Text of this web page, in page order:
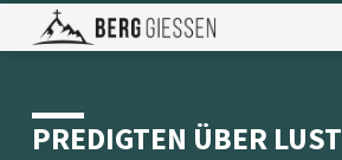
PREDIGTEN ÜBER LUST